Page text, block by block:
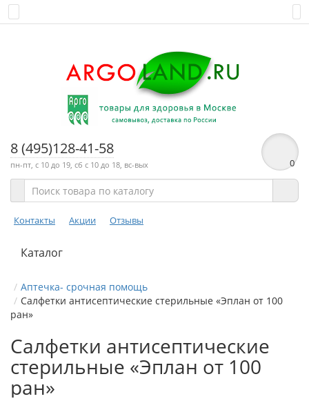
8 (495)128-41-58
пн-пт, с 10 до 19, сб с 10 до 18, вс-вых 0
Контакты Акции Отзывы
Каталог
Аптечка- срочная помощь
Салфетки антисептические стерильные «Эплан от 100
ран»
Салфетки антисептические
стерильные «Эплан от 100
ран»